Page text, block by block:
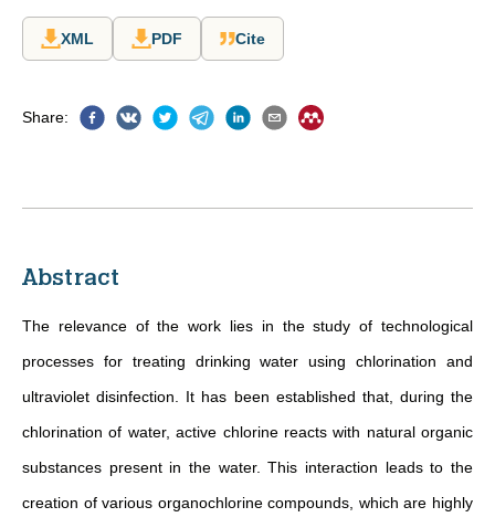
XML PDF Cite
Share:
Abstract
The relevance of the work lies in the study of technological
processes for treating drinking water using chlorination and
ultraviolet disinfection. It has been established that, during the
chlorination of water, active chlorine reacts with natural organic
substances present in the water. This interaction leads to the
creation of various organochlorine compounds, which are highly